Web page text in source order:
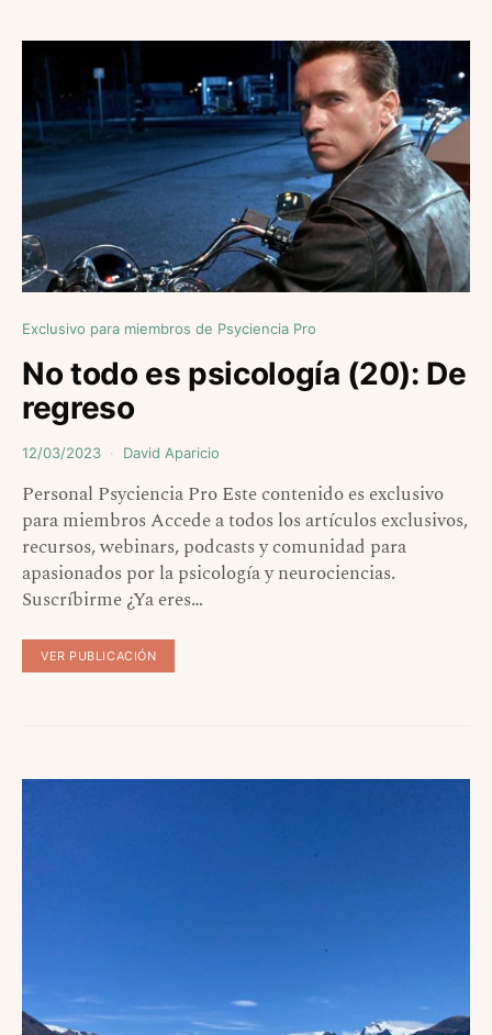
Exclusivo para miembros de Psyciencia Pro
No todo es psicología (20): De
regreso
12/03/2023 David Aparicio
Personal Psyciencia Pro Este contenido es exclusivo
para miembros Accede a todos los artículos exclusivos,
recursos, webinars, podcasts y comunidad para
apasionados por la psicología y neurociencias.
Suscríbirme ¿Ya eres…
VER PUBLICACIÓN